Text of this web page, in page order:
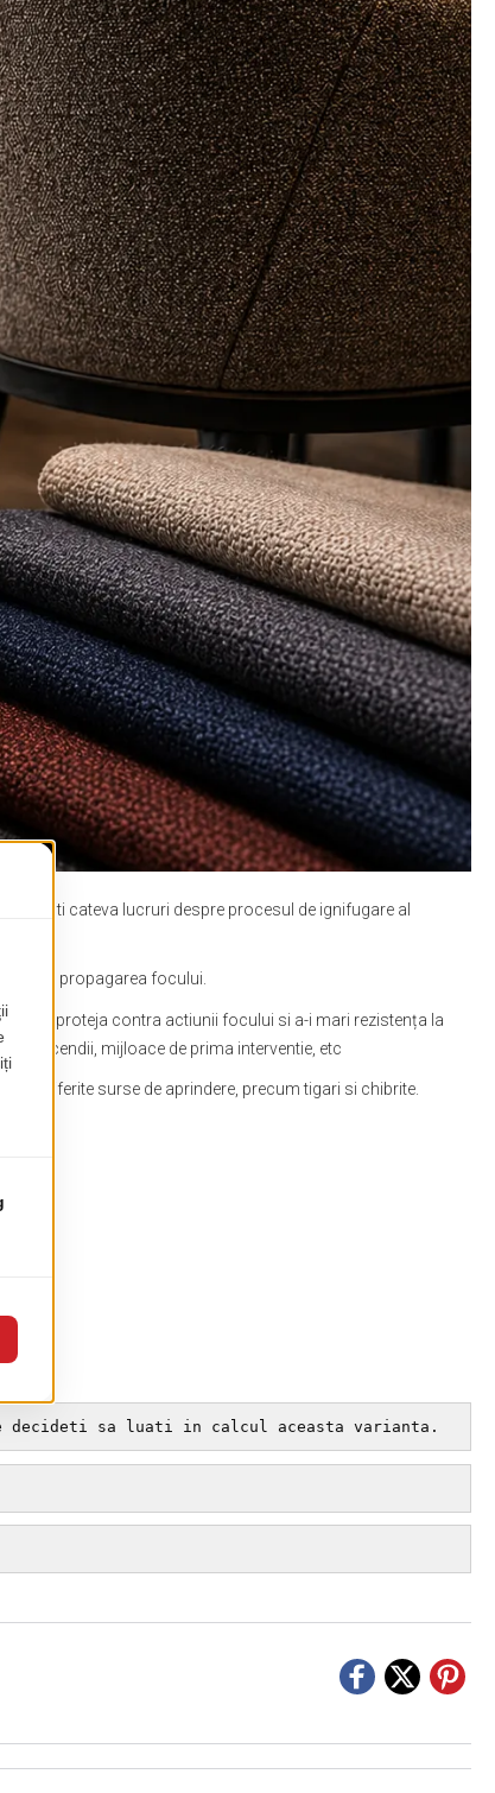
gasiti cateva lucruri despre procesul de ignifugare al
propagarea focului.
a-l proteja contra actiunii focului si a-i mari rezistența la
incendii, mijloace de prima interventie, etc
diferite surse de aprindere, precum tigari si chibrite.
decideti sa luati in calcul aceasta varianta.